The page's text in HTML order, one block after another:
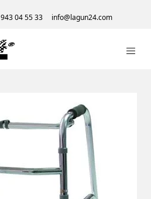
943 04 55 33 info@lagun24.com